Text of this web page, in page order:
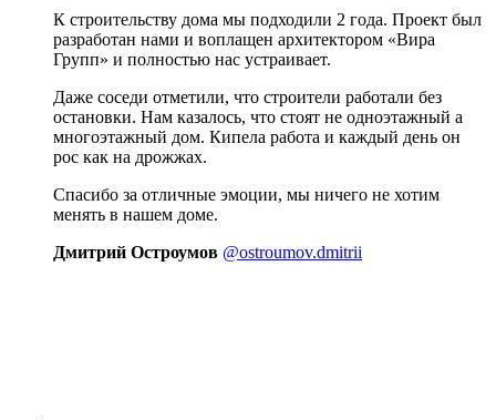
К строительству дома мы подходили 2 года. Проект был
разработан нами и воплащен архитектором «Вира
Групп» и полностью нас устраивает.
Даже соседи отметили, что строители работали без
остановки. Нам казалось, что стоят не одноэтажный а
многоэтажный дом. Кипела работа и каждый день он
рос как на дрожжах.
Спасибо за отличные эмоции, мы ничего не хотим
менять в нашем доме.
Дмитрий Остроумов @ostroumov.dmitrii